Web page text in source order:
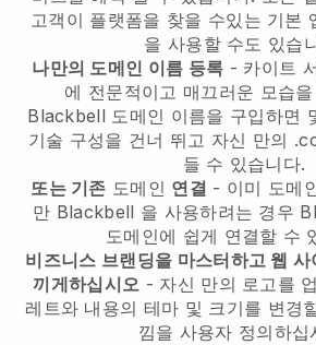
고객이 플랫폼을 찾을 수있는 기본
을 사용할 수도 있습
나만의 도메인 이름 등록 - 카이트
에 전문적이고 매끄러운 모습
Blackbell 도메인 이름을 구입하면
기술 구성을 건너 뛰고 자신 만의
들 수 있습니다.
또는 기존 도메인 연결 - 이미 도메
만 Blackbell 을 사용하려는 경우
도메인에 쉽게 연결할 수
비즈니스 브랜딩을 마스터하고 웹
끼게하십시오 - 자신 만의 로고를
레트와 내용의 테마 및 크기를 변경
낌을 사용자 정의하십